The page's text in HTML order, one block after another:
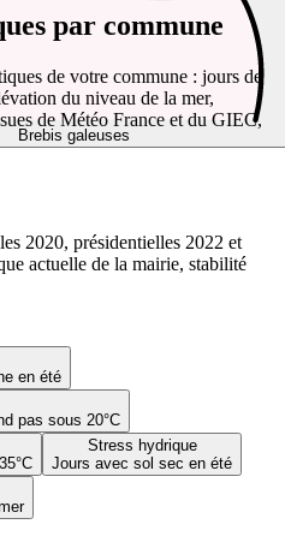
Brebis galeuses
en été
pas sous 20°C
Stress hydrique
Jours avec sol sec en été
par commune
de votre commune : jours de
du niveau de la mer,
de Météo France et du GIEC,
2020, présidentielles 2022 et
actuelle de la mairie, stabilité